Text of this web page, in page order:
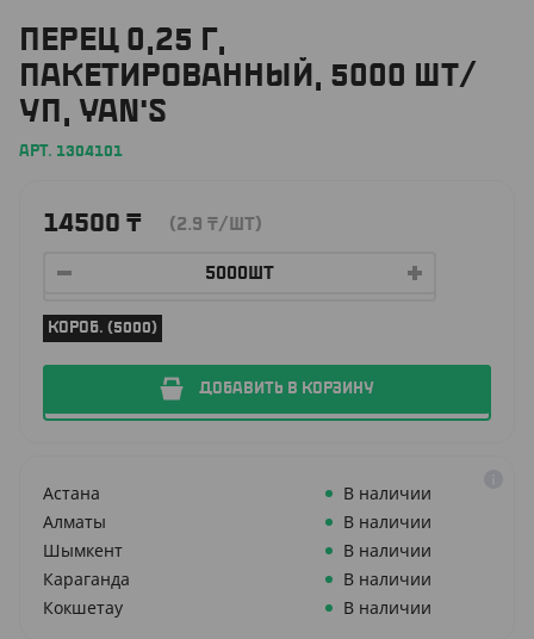
ПЕРЕЦ 0,25 Г,
ПАКЕТИРОВАННЫЙ, 5000 ШТ/
УП, YAN'S
АРТ. 1304101
14500 ₸ (2.9 ₸/ШТ)
КОРОБ. (5000)
ДОБАВИТЬ В КОРЗИНУ
Астана
В наличии
Алматы
В наличии
Шымкент
В наличии
Караганда
В наличии
Кокшетау
В наличии